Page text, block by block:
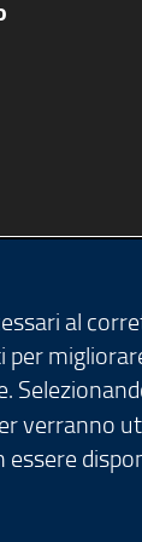
al
verranno